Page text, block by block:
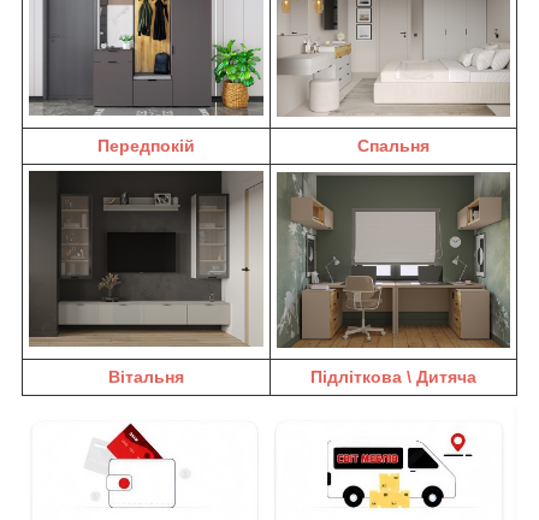
Передпокій Спальня
Вітальня Підліткова \ Дитяча